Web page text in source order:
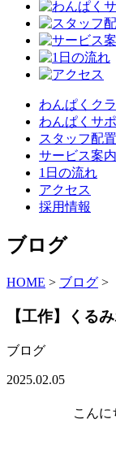
わんぱくク
わんぱくサ
スタッフ配置
サービス案内
1日の流れ
アクセス
採用情報
ブログ
HOME > ブログ >
【工作】くる
ブログ
2025.02.05
こん